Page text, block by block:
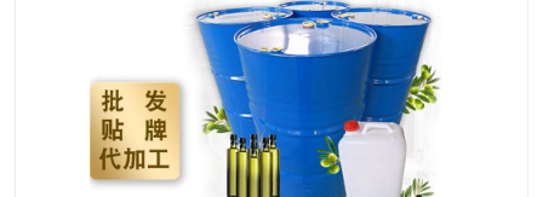
精炼橄榄油